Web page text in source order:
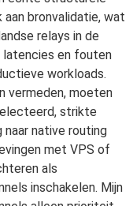
aan bronvalidatie, wat
relays in de
en fouten
workloads.
vermeden, moeten
strikte
native routing
met VPS of
als
inschakelen. Mijn